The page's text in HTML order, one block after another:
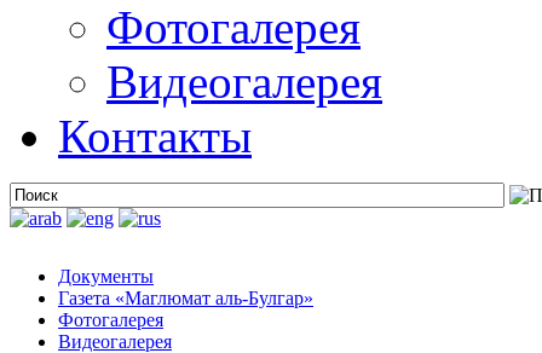
Фотогалерея
Видеогалерея
Контакты
Документы
Газета «Маглюмат аль-Булгар»
Фотогалерея
Видеогалерея